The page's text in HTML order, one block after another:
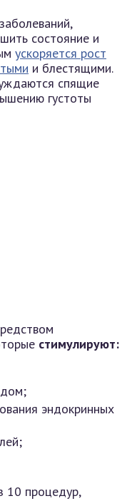
состояние и
ускоряется рост
и блестящими.
спящие
густоты
стимулируют:
эндокринных
10 процедур,